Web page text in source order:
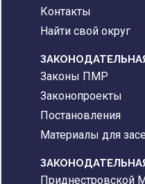
Контакты
Найти свой округ
Законы ПМР
Законопроекты
Постановления
Материалы для
Приднестровской